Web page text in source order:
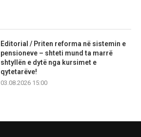
Editorial / Priten reforma në sistemin e
pensioneve – shteti mund ta marrë
shtyllën e dytë nga kursimet e
qytetarëve!
03.08.2026 15:00